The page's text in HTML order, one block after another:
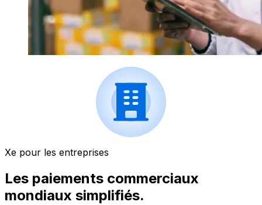
Xe pour les entreprises
Les paiements commerciaux
mondiaux simplifiés.